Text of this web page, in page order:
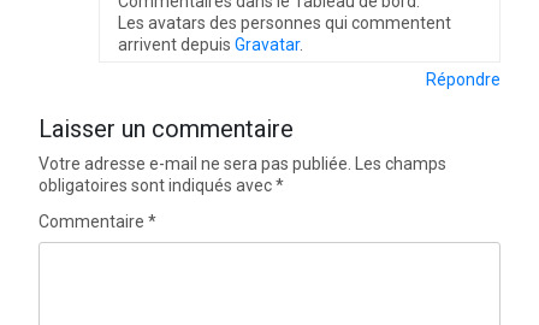
Les avatars des personnes qui commentent
arrivent depuisGravatar.
Répondre
Laisser un commentaire
Votre adresse e-mail ne sera pas publiée.
Les champs
obligatoires sont indiqués avec*
Commentaire*